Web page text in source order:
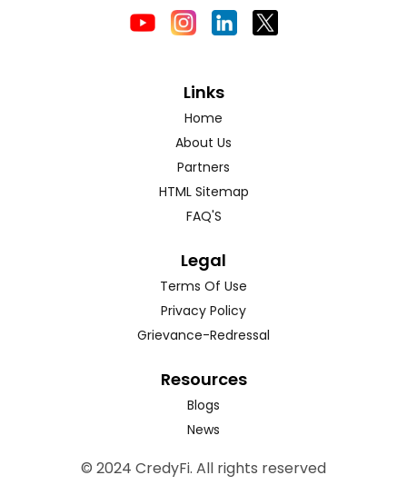
Links
Home
About Us
Partners
HTML Sitemap
FAQ'S
Legal
Terms Of Use
Privacy Policy
Grievance-Redressal
Resources
Blogs
News
© 2024 CredyFi. All rights reserved